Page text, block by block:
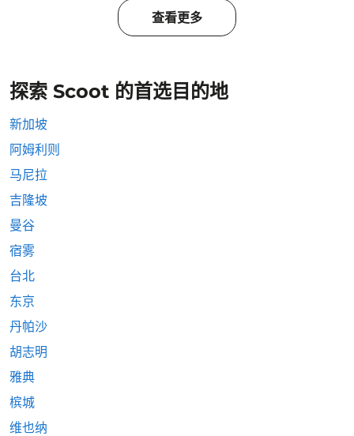
查看更多
探索 Scoot 的首选目的地
新加坡
阿姆利则
马尼拉
吉隆坡
曼谷
宿雾
台北
东京
丹帕沙
胡志明
雅典
槟城
维也纳